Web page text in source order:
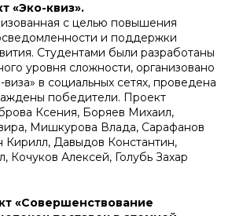
«Эко-квиз».
с целью повышения
и поддержки
Студентами были разработаны
уровня сложности, организовано
в социальных сетях, проведена
победители. Проект
Ксения, Боряев Михаил,
Мишкурова Влада, Сарафанов
Давыдов Константин,
Кочуков Алексей, Голубь Захар
«Совершенствование